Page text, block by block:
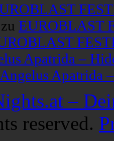
zu EUROBLAST
Apatrida –
Angelus Apatrida
–
reserved.